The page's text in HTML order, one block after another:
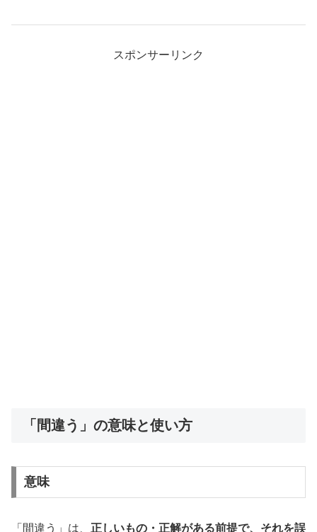
スポンサーリンク
「間違う」の意味と使い方
意味
「間違う」は、 正しいもの・正解がある前提で、それを誤